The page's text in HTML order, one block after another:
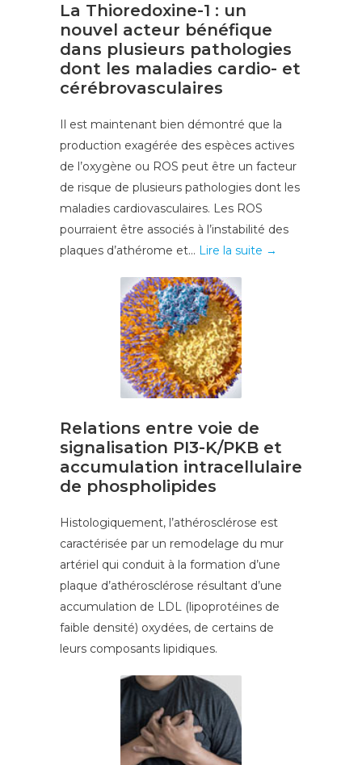
La Thioredoxine-1 : un
nouvel acteur bénéfique
dans plusieurs pathologies
dont les maladies cardio- et
cérébrovasculaires
Il est maintenant bien démontré que la
production exagérée des espèces actives
de l’oxygène ou ROS peut être un facteur
de risque de plusieurs pathologies dont les
maladies cardiovasculaires. Les ROS
pourraient être associés à l’instabilité des
plaques d’athérome et... Lire la suite →
Relations entre voie de
signalisation PI3-K/PKB et
accumulation intracellulaire
de phospholipides
Histologiquement, l’athérosclérose est
caractérisée par un remodelage du mur
artériel qui conduit à la formation d’une
plaque d’athérosclérose résultant d’une
accumulation de LDL (lipoprotéines de
faible densité) oxydées, de certains de
leurs composants lipidiques.